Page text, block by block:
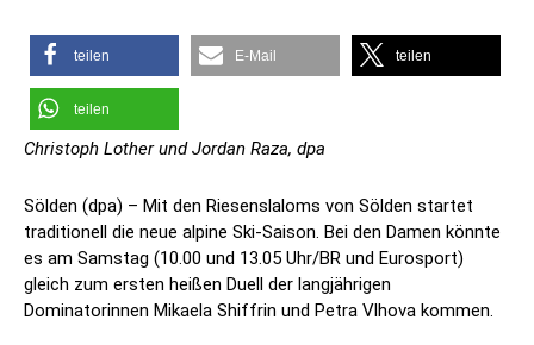
teilen E-Mail teilen
teilen
Christoph Lother und Jordan Raza, dpa
Sölden (dpa) – Mit den Riesenslaloms von Sölden startet
traditionell die neue alpine Ski-Saison. Bei den Damen könnte
es am Samstag (10.00 und 13.05 Uhr/BR und Eurosport)
gleich zum ersten heißen Duell der langjährigen
Dominatorinnen Mikaela Shiffrin und Petra Vlhova kommen.